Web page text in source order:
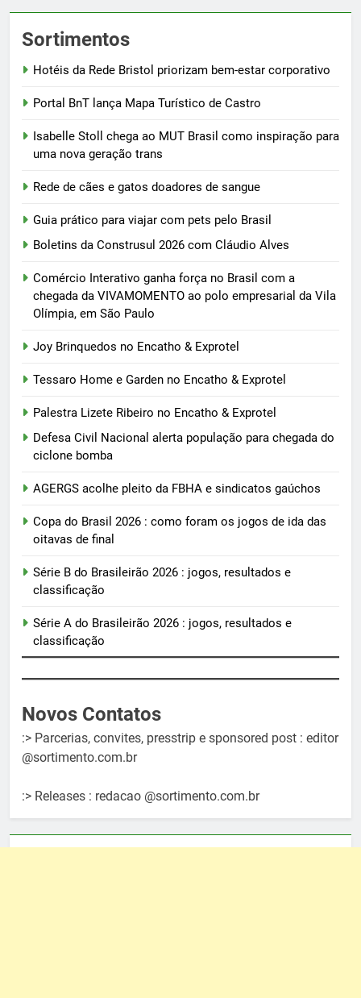
Sortimentos
Hotéis da Rede Bristol priorizam bem-estar corporativo
Portal BnT lança Mapa Turístico de Castro
Isabelle Stoll chega ao MUT Brasil como inspiração para
uma nova geração trans
Rede de cães e gatos doadores de sangue
Guia prático para viajar com pets pelo Brasil
Boletins da Construsul 2026 com Cláudio Alves
Comércio Interativo ganha força no Brasil com a
chegada da VIVAMOMENTO ao polo empresarial da Vila
Olímpia, em São Paulo
Joy Brinquedos no Encatho & Exprotel
Tessaro Home e Garden no Encatho & Exprotel
Palestra Lizete Ribeiro no Encatho & Exprotel
Defesa Civil Nacional alerta população para chegada do
ciclone bomba
AGERGS acolhe pleito da FBHA e sindicatos gaúchos
Copa do Brasil 2026 : como foram os jogos de ida das
oitavas de final
Série B do Brasileirão 2026 : jogos, resultados e
classificação
Série A do Brasileirão 2026 : jogos, resultados e
classificação
Novos Contatos
:> Parcerias, convites, presstrip e sponsored post : editor
@sortimento.com.br
:> Releases : redacao @sortimento.com.br